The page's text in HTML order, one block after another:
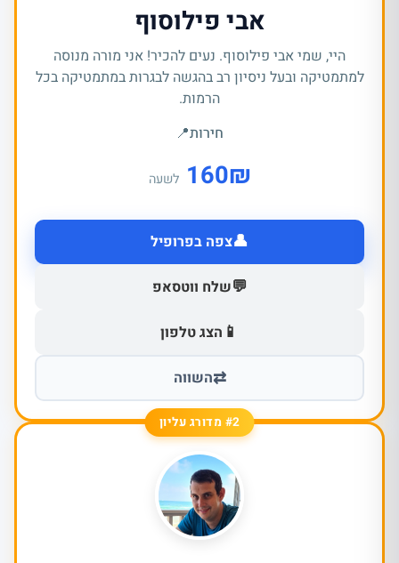
אבי פילוסוף
היי, שמי אבי פילוסוף. נעים להכיר! אני מורה מנוסה
למתמטיקה ובעל ניסיון רב בהגשה לבגרות במתמטיקה בכל
הרמות.
חירות📍
₪
160 לשעה
👤צפה בפרופיל
💬שלח ווטסאפ
📱 הצג טלפון
⇄השווה
#2 מדורג עליון